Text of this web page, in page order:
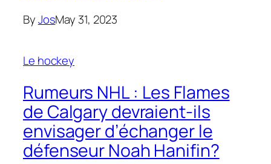
ByJosMay 31, 2023
Le hockey
Rumeurs NHL : Les Flames
de Calgary devraient-ils
envisager d’échanger le
défenseur Noah Hanifin?